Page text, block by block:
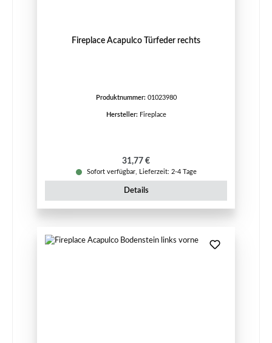
Fireplace Acapulco Türfeder rechts
Produktnummer: 01023980
Hersteller: Fireplace
Regulärer Preis:
31,77 €
Sofort verfügbar, Lieferzeit: 2-4 Tage
Details